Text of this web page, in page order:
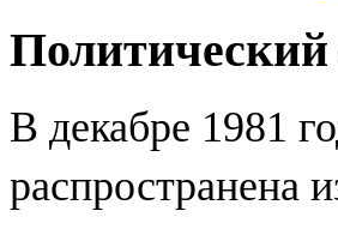
Политический
В декабре 1981
распространена